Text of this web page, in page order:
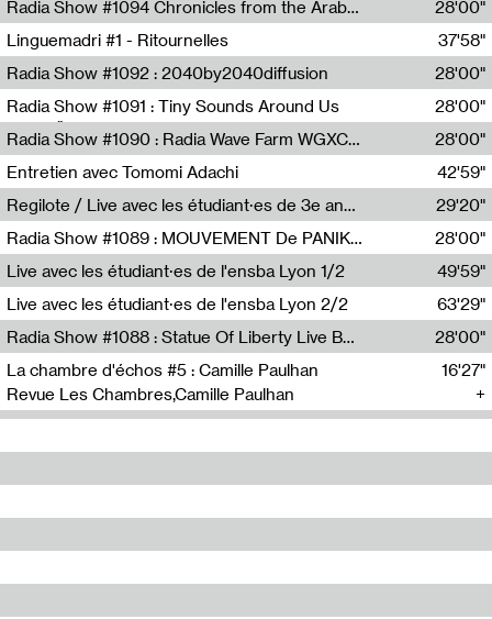
Radia Show #1094 Chronicles from the Arab Cold War by Ghazi Barakat
Reboot.fm
28'00"
Linguemadri #1 - Ritournelles
Meris Angioletti
37'58"
Radia Show #1092 : 2040by2040diffusion
Diffusion FM
28'00"
Radia Show #1091 : Tiny Sounds Around Us
Radio Študent
28'00"
Radia Show #1090 : Radia Wave Farm WGXC Corey De Juan Sherrard Jr Startalk
Wave Farm
28'00"
Entretien avec Tomomi Adachi
Tomomi Adachi,Loraine Baud
42'59"
Regilote / Live avec les étudiant·es de 3e année de l'EMA
Nima Henryon,Athéna Noël,Amir Genillon,Ibourayane Ahmadi,Manelle Cherrih,Honorine Gibello,John Weeber,Manon Joseph
29'20"
Radia Show #1089 : MOUVEMENT De PANIK (Radio Panik)
Radio Panik
28'00"
Live avec les étudiant·es de l'ensba Lyon 1/2
49'59"
Live avec les étudiant·es de l'ensba Lyon 2/2
63'29"
Radia Show #1088 : Statue Of Liberty Live By Ed Baxter (Resonance)
Resonance
28'00"
La chambre d'échos #5 : Camille Paulhan
Revue Les Chambres,Camille Paulhan
16'27"